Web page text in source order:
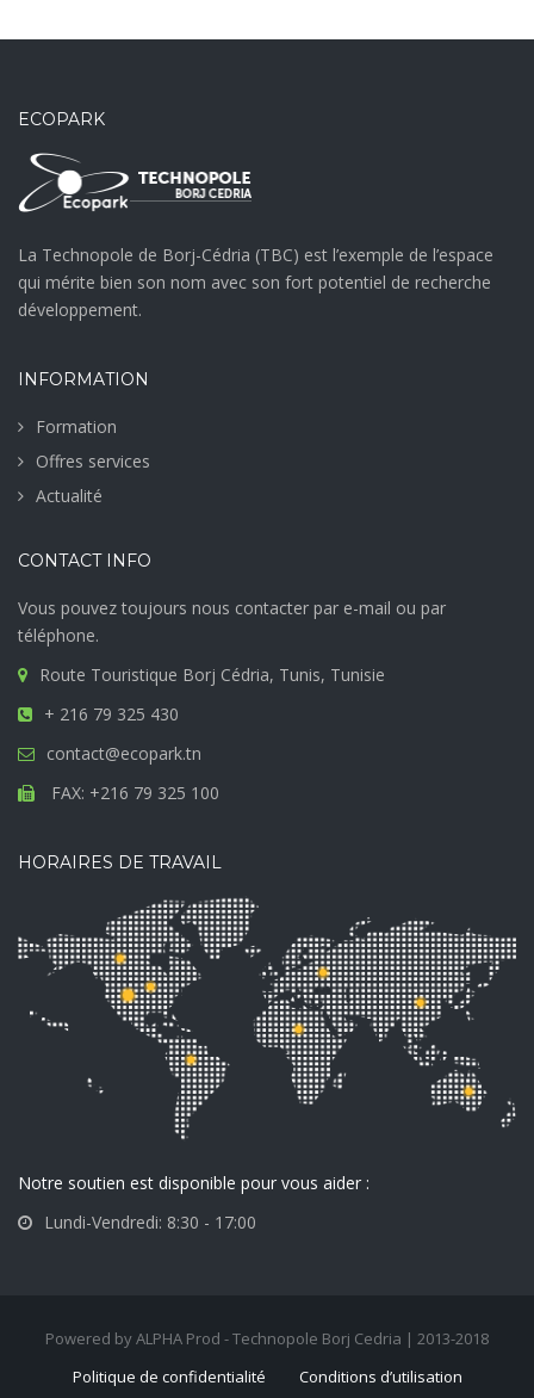
ECOPARK
La Technopole de Borj-Cédria (TBC) est l’exemple de l’espace
qui mérite bien son nom avec son fort potentiel de recherche
développement.
INFORMATION
Formation
Offres services
Actualité
CONTACT INFO
Vous pouvez toujours nous contacter par e-mail ou par
téléphone.
Route Touristique Borj Cédria, Tunis, Tunisie
+ 216 79 325 430
contact@ecopark.tn
FAX: +216 79 325 100
HORAIRES DE TRAVAIL
Notre soutien est disponible pour vous aider :
Lundi-Vendredi: 8:30 - 17:00
Powered by ALPHA Prod - Technopole Borj Cedria | 2013-2018
Politique de confidentialité
Conditions d’utilisation